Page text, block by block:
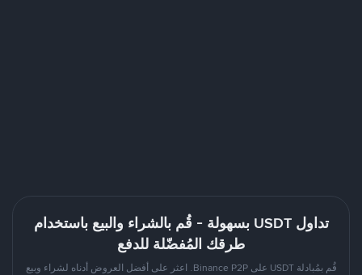
تداول USDT بسهولة - قُم بالشراء والبيع باستخدام
طرقك المُفضّلة للدفع
قُم بمُبادلة USDT على Binance P2P. اعثر على أفضل العروض أدناه لشراء وبيع